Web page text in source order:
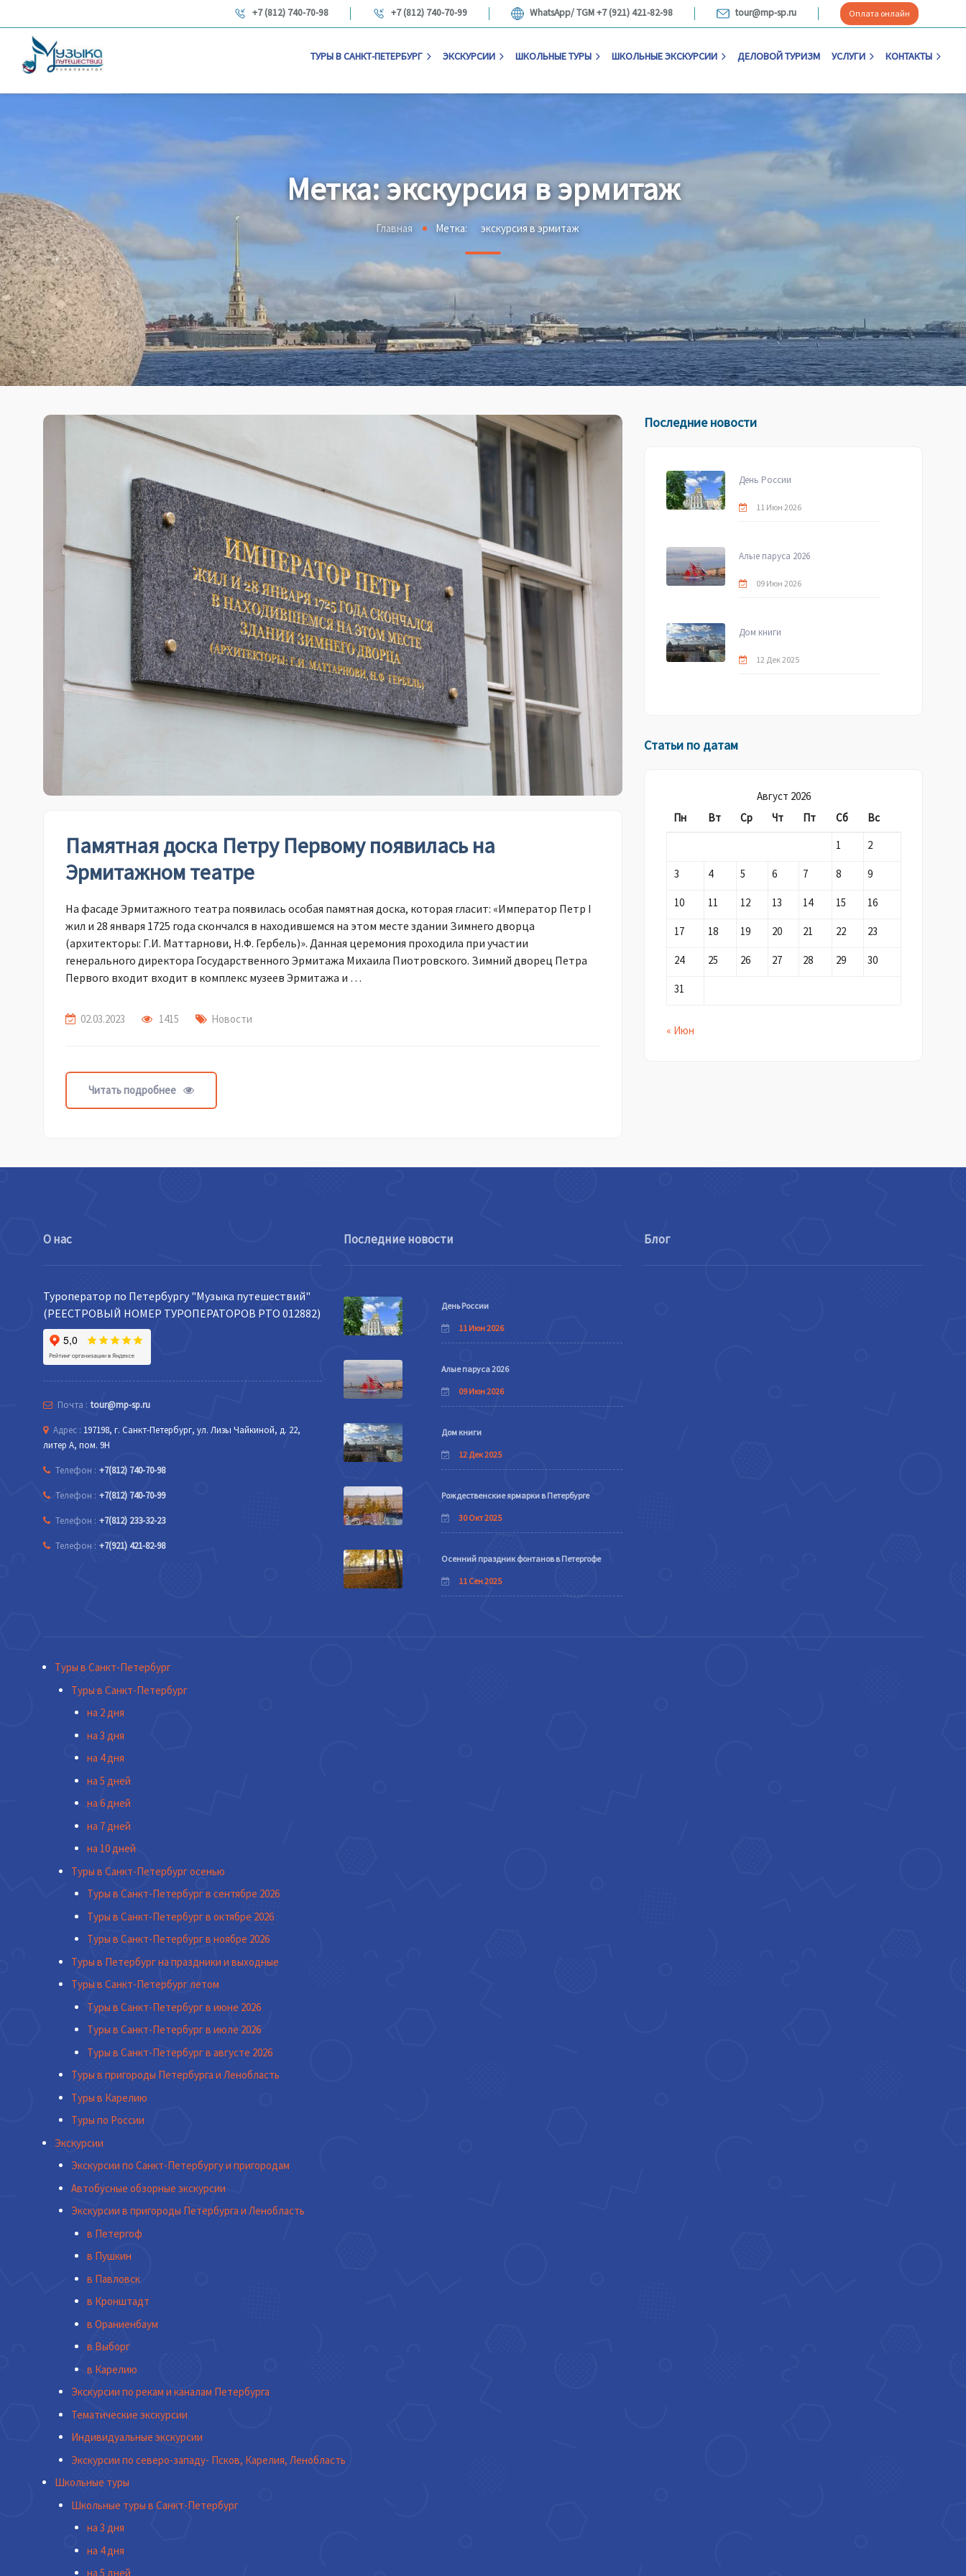
+7 (812) 740-70-98 +7 (812) 740-70-99 WhatsApp/ TGM +7 (921) 421-82-98 tour@mp-sp.ru Оплата онлайн
ТУРЫ В САНКТ-ПЕТЕРБУРГ ЭКСКУРСИИ ШКОЛЬНЫЕ ТУРЫ ШКОЛЬНЫЕ ЭКСКУРСИИ ДЕЛОВОЙ ТУРИЗМ УСЛУГИ КОНТАКТЫ
Метка:экскурсия в эрмитаж
Главная Метка: экскурсия в эрмитаж
Памятная доска Петру Первому появилась на
Эрмитажном театре
На фасаде Эрмитажного театра появилась особая памятная доска, которая гласит: «Император Петр I
жил и 28 января 1725 года скончался в находившемся на этом месте здании Зимнего дворца
(архитекторы: Г.И. Маттарнови, Н.Ф. Гербель)». Данная церемония проходила при участии
генерального директора Государственного Эрмитажа Михаила Пиотровского. Зимний дворец Петра
Первого входит входит в комплекс музеев Эрмитажа и …
02.03.2023 1415 Новости
Читать подробнее
Последние новости
День России
11 Июн 2026
Алые паруса 2026
09 Июн 2026
Дом книги
12 Дек 2025
Статьи по датам
Август 2026
Пн
Вт Ср Чт Пт Сб
Вс
1
2
3 4 5 6 7 8 9
10 11 12 13 14 15 16
17 18 19 20 21 22 23
24 25 26 27 28 29 30
31
« Июн
О нас
Туроператор по Петербургу "Музыка путешествий"
(РЕЕСТРОВЫЙ НОМЕР ТУРОПЕРАТОРОВ РТО 012882)
Почта : tour@mp-sp.ru
Адрес : 197198, г. Санкт-Петербург, ул. Лизы Чайкиной, д. 22,
литер А, пом. 9Н
Телефон : +7(812) 740-70-98
Телефон : +7(812) 740-70-99
Телефон : +7(812) 233-32-23
Телефон : +7(921) 421-82-98
Последние новости
День России
11 Июн 2026
Алые паруса 2026
09 Июн 2026
Дом книги
12 Дек 2025
Рождественские ярмарки в Петербурге
30 Окт 2025
Осенний праздник фонтанов в Петергофе
11 Сен 2025
Блог
Туры в Санкт-Петербург
Туры в Санкт-Петербург
на 2 дня
на 3 дня
на 4 дня
на 5 дней
на 6 дней
на 7 дней
на 10 дней
Туры в Санкт-Петербург осенью
Туры в Санкт-Петербург в сентябре 2026
Туры в Санкт-Петербург в октябре 2026
Туры в Санкт-Петербург в ноябре 2026
Туры в Петербург на праздники и выходные
Туры в Санкт-Петербург летом
Туры в Санкт-Петербург в июне 2026
Туры в Санкт-Петербург в июле 2026
Туры в Санкт-Петербург в августе 2026
Туры в пригороды Петербурга и Ленобласть
Туры в Карелию
Туры по России
Экскурсии
Экскурсии по Санкт-Петербургу и пригородам
Автобусные обзорные экскурсии
Экскурсии в пригороды Петербурга и Ленобласть
в Петергоф
в Пушкин
в Павловск
в Кронштадт
в Ораниенбаум
в Выборг
в Карелию
Экскурсии по рекам и каналам Петербурга
Тематические экскурсии
Индивидуальные экскурсии
Экскурсии по северо-западу- Псков, Карелия, Ленобласть
Школьные туры
Школьные туры в Санкт-Петербург
на 3 дня
на 4 дня
на 5 дней